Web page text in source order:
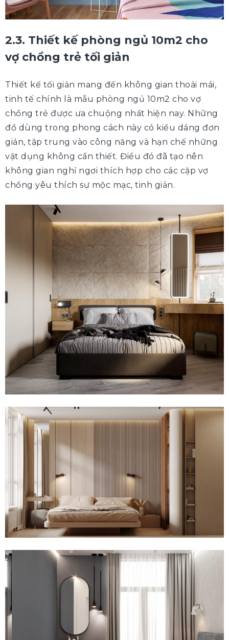
2.3. Thiết kế phòng ngủ 10m2 cho
vợ chồng trẻ tối giản
Thiết kế tối giản mang đến không gian thoải mái,
tinh tế chính là mẫu phòng ngủ 10m2 cho vợ
chồng trẻ được ưa chuộng nhất hiện nay. Những
đồ dùng trong phong cách này có kiểu dáng đơn
giản, tập trung vào công năng và hạn chế những
vật dụng không cần thiết. Điều đó đã tạo nên
không gian nghỉ ngơi thích hợp cho các cặp vợ
chồng yêu thích sự mộc mạc, tinh giản.